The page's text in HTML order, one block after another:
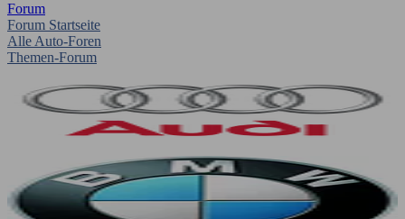
Forum
Forum Startseite
Alle Auto-Foren
Themen-Forum